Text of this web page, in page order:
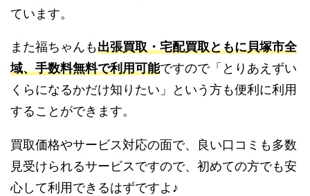
ています。
また福ちゃんも出張買取・宅配買取ともに貝塚市全
域、手数料無料で利用可能ですので「とりあえずい
くらになるかだけ知りたい」という方も便利に利用
することができます。
買取価格やサービス対応の面で、良い口コミも多数
見受けられるサービスですので、初めての方でも安
心して利用できるはずですよ♪